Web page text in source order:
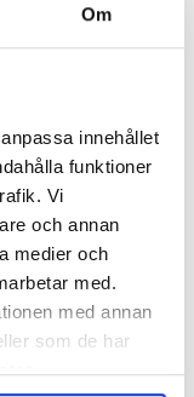
Om
innehållet
funktioner
Vi
och annan
medier och
med.
med annan
som de har